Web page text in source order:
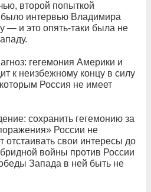
второй попыткой
было интервью Владимира
— и это опять-таки была не
гегемония Америки и
к неизбежному концу в силу
Россия не имеет
сохранить гегемонию за
России не
отстаивать свои интересы до
войны против России
Запада в ней быть не